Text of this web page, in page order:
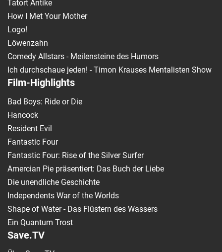
Tatort Antike
How I Met Your Mother
Logo!
Löwenzahn
Comedy Allstars - Meilensteine des Humors
Ich durchschaue jeden! - Timon Krauses Mentalisten Show
Film-Highlights
Bad Boys: Ride or Die
Hancock
Resident Evil
Fantastic Four
Fantastic Four: Rise of the Silver Surfer
Amercian Pie präsentiert: Das Buch der Liebe
Die unendliche Geschichte
Independents War of the Worlds
Shape of Water - Das Flüstern des Wassers
Ein Quantum Trost
Save.TV